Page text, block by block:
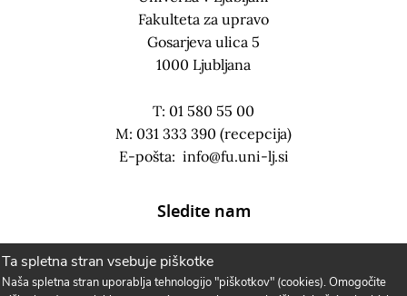
Ta spletna stran vsebuje piškotke
Naša spletna stran uporablja tehnologijo "piškotkov" (cookies). Omogočite
Fakulteta za upravo
Gosarjeva ulica 5
1000 Ljubljana
T: 01 580 55 00
M: 031 333 390 (recepcija)
E-pošta: info@fu.uni-lj.si
Sledite nam